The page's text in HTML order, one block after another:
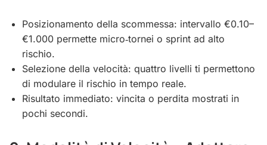
Posizionamento della scommessa: intervallo €0.10–
€1.000 permette micro‑tornei o sprint ad alto
rischio.
Selezione della velocità: quattro livelli ti permettono
di modulare il rischio in tempo reale.
Risultato immediato: vincita o perdita mostrati in
pochi secondi.